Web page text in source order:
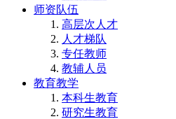
师资队伍
高层次人才
人才梯队
专任教师
教辅人员
教育教学
本科生教育
研究生教育